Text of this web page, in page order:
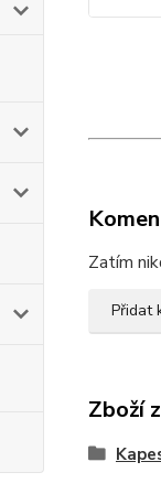
Zatím
Přidat
Zboží